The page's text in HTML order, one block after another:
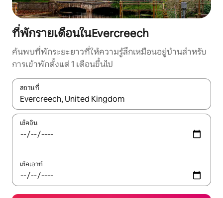
ที่พักรายเดือนในEvercreech
ค้นพบที่พักระยะยาวที่ให้ความรู้สึกเหมือนอยู่บ้านสำหรับ
การเข้าพักตั้งแต่ 1 เดือนขึ้นไป
สถานที่
ใช้ลูกศรขึ้นลง หรือใช้การสัมผัสหรือปัด เพื่อสำรวจผลการค้นหา
เช็คอิน
เช็คเอาท์